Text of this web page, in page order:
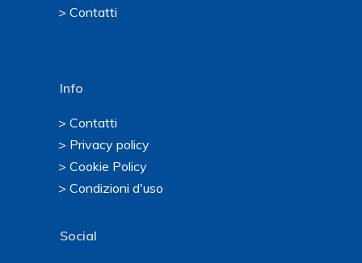
> Contatti
Info
> Contatti
> Privacy policy
> Cookie Policy
> Condizioni d'uso
Social